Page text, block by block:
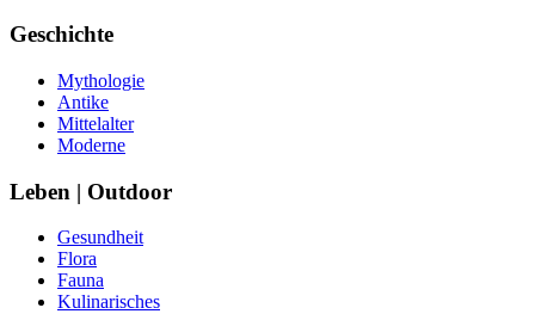
Geschichte
Mythologie
Antike
Mittelalter
Moderne
Leben | Outdoor
Gesundheit
Flora
Fauna
Kulinarisches